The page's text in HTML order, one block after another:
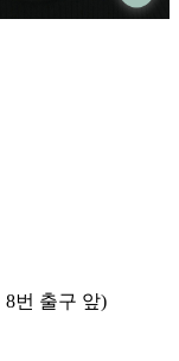
8번 출구 앞)